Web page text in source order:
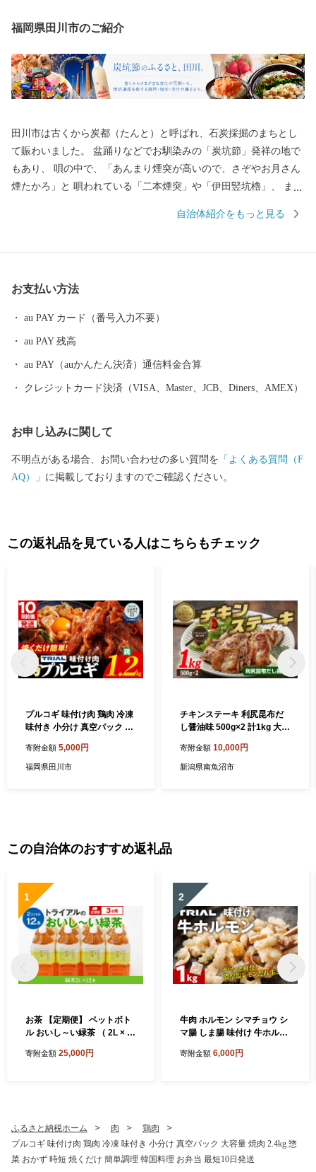
福岡県田川市のご紹介
田川市は古くから炭都（たんと）と呼ばれ、石炭採掘のまちとし
て賑わいました。 盆踊りなどでお馴染みの「炭坑節」発祥の地で
もあり、 唄の中で、「あんまり煙突が高いので、さぞやお月さん
煙たかろ」と 唄われている「二本煙突」や「伊田竪坑櫓」、 ま
クション」など、 数々の炭坑遺産を有する自然・歴史・文化が薫
自治体紹介をもっと見る
お支払い方法
au PAY カード（番号入力不要）
au PAY 残高
au PAY（auかんたん決済）通信料金合算
クレジットカード決済（VISA、Master、JCB、Diners、AMEX）
お申し込みに関して
不明点がある場合、お問い合わせの多い質問を 「よくある質問（F
AQ）」 に掲載しておりますのでご確認ください。
この返礼品を見ている人はこちらもチェック
プルコギ 味付け肉 鶏肉 冷凍
味付き 小分け 真空パック 大
時短 焼くだけ 簡単調理 韓国
料理 お弁当 最短10日発送
寄附金額 5,000円
福岡県田川市
チキンステーキ 利尻昆布だ
し醤油味 500g×2 計1kg 大容
醤油 野崎フーズ 冷凍 惣菜 簡
単 調理 肉 おかず 味付き 新
寄附金額 10,000円
新潟県南魚沼市
この自治体のおすすめ返礼品
1
お茶 【定期便】 ペットボト
ル おいし～い緑茶 （ 2L × 1
飲み物 ドリンク ギフト 贈答
買い置き 国産茶葉 消耗品 日
用品 飲料水 緑茶 ペットボト
ル 定期便 ocha tea
寄附金額 25,000円
2
牛肉 ホルモン シマチョウ シ
マ腸 しま腸 味付け 牛ホルモ
ン 塩レモン 塩レモンだれ 冷
シー 歯ごたえ 味付 味付き も
つ モツ 鉄板焼き お肉 炒め物
寄附金額 6,000円
ふるさと納税ホーム 肉
鶏肉
プルコギ 味付け肉 鶏肉 冷凍 味付き 小分け 真空パック 大容量 焼肉 2.4kg 惣
菜 おかず 時短 焼くだけ 簡単調理 韓国料理 お弁当 最短10日発送